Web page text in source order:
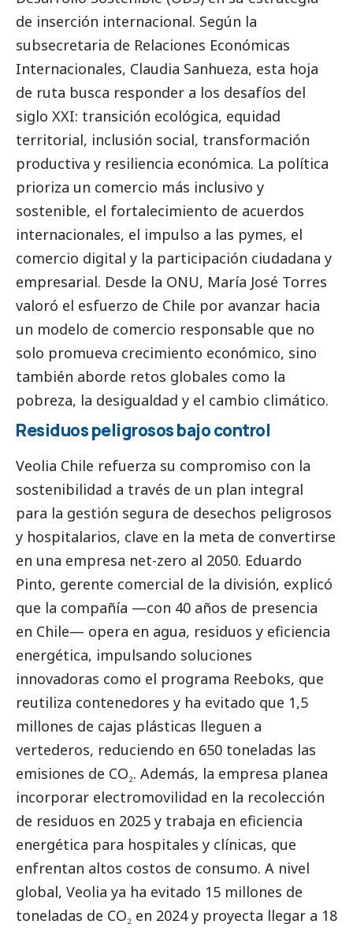
de inserción internacional. Según la
subsecretaria de Relaciones Económicas
Internacionales, Claudia Sanhueza, esta hoja
de ruta busca responder a los desafíos del
siglo XXI: transición ecológica, equidad
territorial, inclusión social, transformación
productiva y resiliencia económica. La política
prioriza un comercio más inclusivo y
sostenible, el fortalecimiento de acuerdos
internacionales, el impulso a las pymes, el
comercio digital y la participación ciudadana y
empresarial. Desde la ONU, María José Torres
valoró el esfuerzo de Chile por avanzar hacia
un modelo de comercio responsable que no
solo promueva crecimiento económico, sino
también aborde retos globales como la
pobreza, la desigualdad y el cambio climático.
Residuos peligrosos bajo control
Veolia Chile refuerza su compromiso con la
sostenibilidad a través de un plan integral
para la gestión segura de desechos peligrosos
y hospitalarios, clave en la meta de convertirse
en una empresa net-zero al 2050. Eduardo
Pinto, gerente comercial de la división, explicó
que la compañía —con 40 años de presencia
en Chile— opera en agua, residuos y eficiencia
energética, impulsando soluciones
innovadoras como el programa Reeboks, que
reutiliza contenedores y ha evitado que 1,5
millones de cajas plásticas lleguen a
vertederos, reduciendo en 650 toneladas las
emisiones de CO₂. Además, la empresa planea
incorporar electromovilidad en la recolección
de residuos en 2025 y trabaja en eficiencia
energética para hospitales y clínicas, que
enfrentan altos costos de consumo. A nivel
global, Veolia ya ha evitado 15 millones de
toneladas de CO₂ en 2024 y proyecta llegar a 18